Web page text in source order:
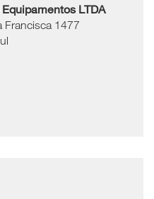
LTDA
Francisca 1477